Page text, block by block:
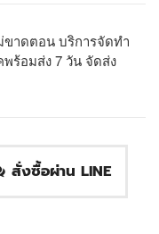
ขาดตอน บริการจัดทำ
ร้อมส่ง 7 วัน จัดส่ง
สั่งซื้อผ่าน LINE